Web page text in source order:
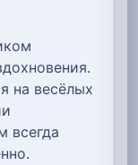
на весёлых
всегда